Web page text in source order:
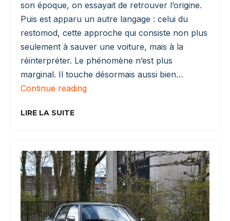
son époque, on essayait de retrouver l’origine.
Puis est apparu un autre langage : celui du
restomod, cette approche qui consiste non plus
seulement à sauver une voiture, mais à la
réinterpréter. Le phénomène n’est plus
marginal. Il touche désormais aussi bien…
Continue readingRestomod
Autant
Aujourd’hui
LIRE LA SUITE